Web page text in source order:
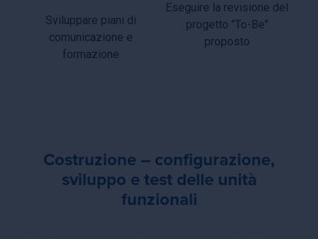
Sviluppare piani di
comunicazione e
formazione
Eseguire la revisione del
progetto "To-Be"
proposto
Costruzione – configurazione,
sviluppo e test delle unità
funzionali